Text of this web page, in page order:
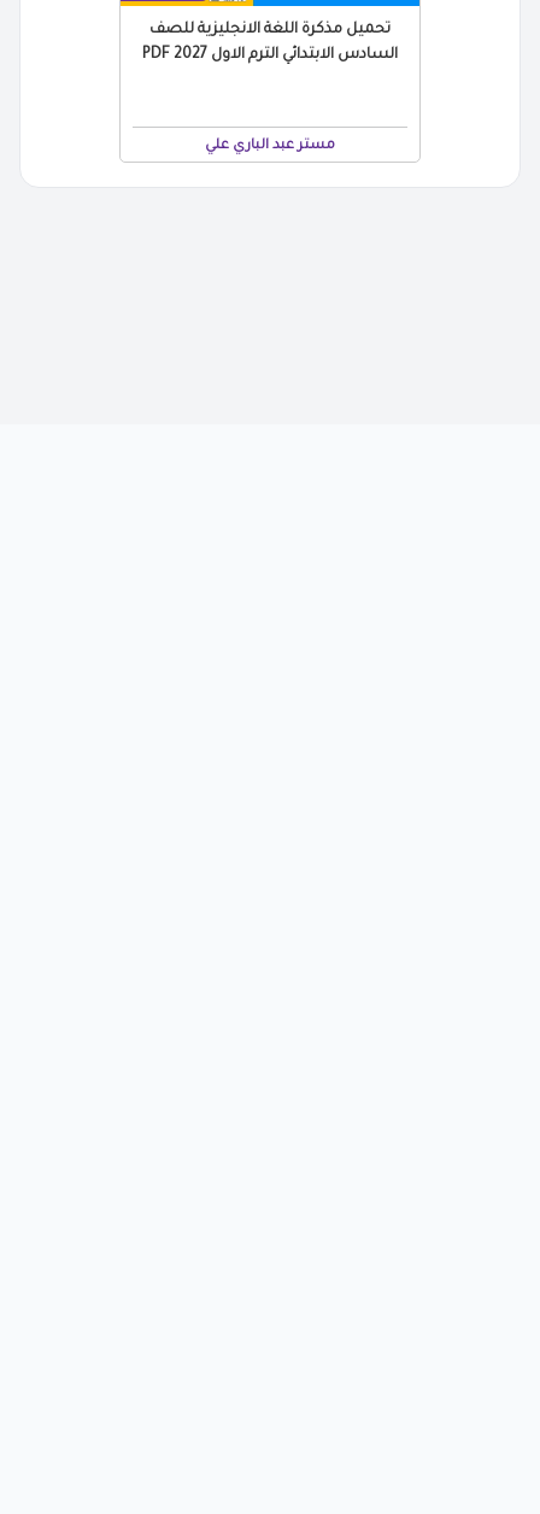
تحميل مذكرة اللغة الانجليزية للصف
السادس الابتدائي الترم الاول 2027 PDF
مستر عبد الباري علي